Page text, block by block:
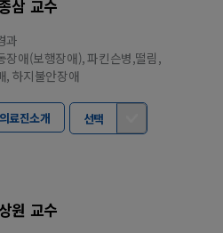
삼 교수
과
장애(보행장애), 파킨슨병,떨림,
, 하지불안장애
의료진소개 선택
원 교수